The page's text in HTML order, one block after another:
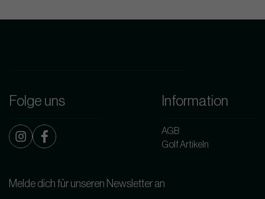
Folge uns Information
AGB
Golf Artikeln
Melde dich für unseren Newsletter an